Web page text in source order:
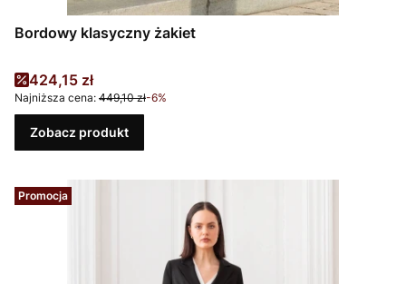
Bordowy klasyczny żakiet
Cena promocyjna
424,15 zł
Najniższa cena: 449,10 zł-6%
Zobacz produkt
Promocja